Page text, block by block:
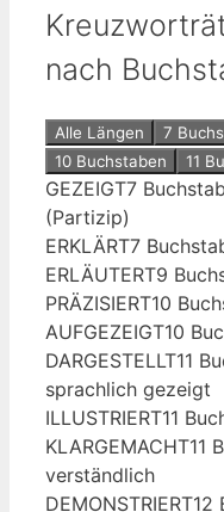
nach
Alle Längen 7
10 Buchstaben
11
GEZEIGT7
(Partizip)
ERKLÄRT7
ERLÄUTERT9
PRÄZISIERT10
AUFGEZEIGT10
DARGESTELLT11
sprachlich gezeigt
ILLUSTRIERT11
KLARGEMACHT11
verständlich
DEMONSTRIERT12